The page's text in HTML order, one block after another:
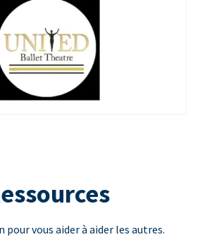
vous aider à aider les autres.